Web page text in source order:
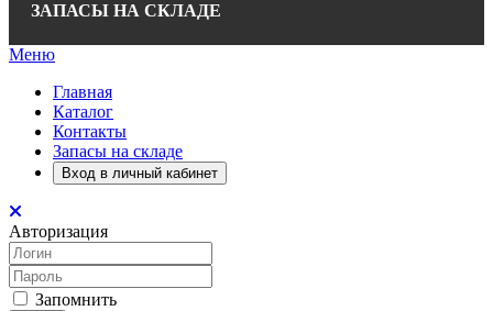
ЗАПАСЫ НА СКЛАДЕ
Меню
Главная
Каталог
Контакты
Запасы на складе
Вход в личный кабинет
Авторизация
Запомнить